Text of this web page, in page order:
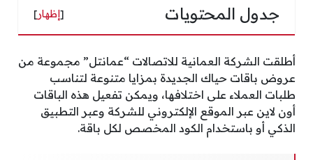
جدول المحتويات [إظهار]
أطلقت الشركة العمانية للاتصالات “عمانتل” مجموعة من
عروض باقات حياك الجديدة بمزايا متنوعة لتناسب
طلبات العملاء على اختلافها، ويمكن تفعيل هذه الباقات
أون لاين عبر الموقع الإلكتروني للشركة وعبر التطبيق
الذكي أو باستخدام الكود المخصص لكل باقة.